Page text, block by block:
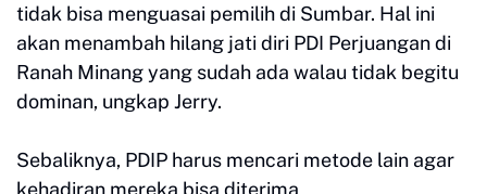
tidak bisa menguasai pemilih di Sumbar. Hal ini
akan menambah hilang jati diri PDI Perjuangan di
Ranah Minang yang sudah ada walau tidak begitu
dominan, ungkap Jerry.
Sebaliknya, PDIP harus mencari metode lain agar
kehadiran mereka bisa diterima